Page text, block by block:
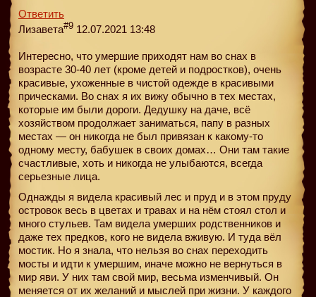
Ответить
Лизавета#9 12.07.2021 13:48
Интересно, что умершие приходят нам во снах в
возрасте 30-40 лет (кроме детей и подростков), очень
красивые, ухоженные в чистой одежде в красивыми
прическами. Во снах я их вижу обычно в тех местах,
которые им были дороги. Дедушку на даче, всё
хозяйством продолжает заниматься, папу в разных
местах — он никогда не был привязан к какому-то
одному месту, бабушек в своих домах… Они там такие
счастливые, хоть и никогда не улыбаются, всегда
серьезные лица.
Однажды я видела красивый лес и пруд и в этом пруду
островок весь в цветах и травах и на нём стоял стол и
много стульев. Там видела умерших родственников и
даже тех предков, кого не видела вживую. И туда вёл
мостик. Но я знала, что нельзя во снах переходить
мосты и идти к умершим, иначе можно не вернуться в
мир яви. У них там свой мир, весьма изменчивый. Он
меняется от их желаний и мыслей при жизни. У каждого